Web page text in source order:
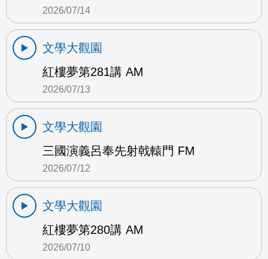
2026/07/14
文學大觀園
紅樓夢第281講 AM
2026/07/13
文學大觀園
三國演義呂奉先射戟轅門 FM
2026/07/12
文學大觀園
紅樓夢第280講 AM
2026/07/10